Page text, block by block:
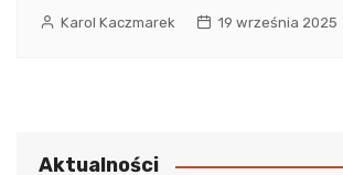
Karol Kaczmarek 19 września 2025
Aktualności